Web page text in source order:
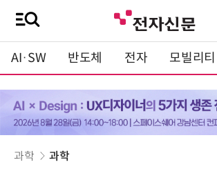
AI·SW 반도체 전자 모빌리티
과학 과학